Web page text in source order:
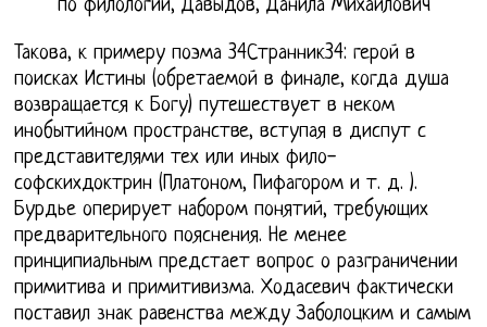
по филологии, Давыдов, Данила Михайлович
Такова, к примеру поэма 34Странник34: герой в
поисках Истины (обретаемой в финале, когда душа
возвращается к Богу) путешествует в неком
инобытийном пространстве, вступая в диспут с
представителями тех или иных фило-
софскихдоктрин (Платоном, Пифагором и т. д. ).
Бурдье оперирует набором понятий, требующих
предварительного пояснения. Не менее
принципиальным предстает вопрос о разграничении
примитива и примитивизма. Ходасевич фактически
поставил знак равенства между Заболоцким и самым